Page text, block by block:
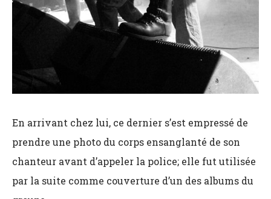
En arrivant chez lui, ce dernier s’est empressé de
prendre une photo du corps ensanglanté de son
chanteur avant d’appeler la police; elle fut utilisée
par la suite comme couverture d’un des albums du